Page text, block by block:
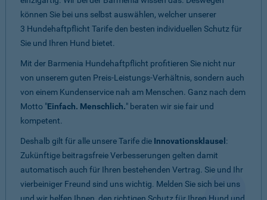
können Sie bei uns selbst auswählen, welcher unserer
3 Hundehaftpflicht Tarife den besten individuellen Schutz für
Sie und Ihren Hund bietet.
Mit der Barmenia Hundehaftpflicht profitieren Sie nicht nur
von unserem guten Preis-Leistungs-Verhältnis, sondern auch
von einem Kundenservice nah am Menschen. Ganz nach dem
Motto "Einfach. Menschlich." beraten wir sie fair und
kompetent.
Deshalb gilt für alle unsere Tarife die Innovationsklausel :
Zukünftige beitragsfreie Verbesserungen gelten damit
automatisch auch für Ihren bestehenden Vertrag. Sie und Ihr
vierbeiniger Freund sind uns wichtig. Melden Sie sich bei uns